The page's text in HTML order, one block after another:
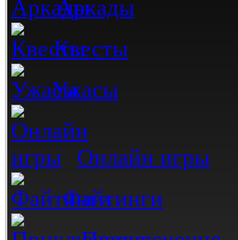
Аркады
Квесты
Ужасы
Онлайн игры
Файтинги